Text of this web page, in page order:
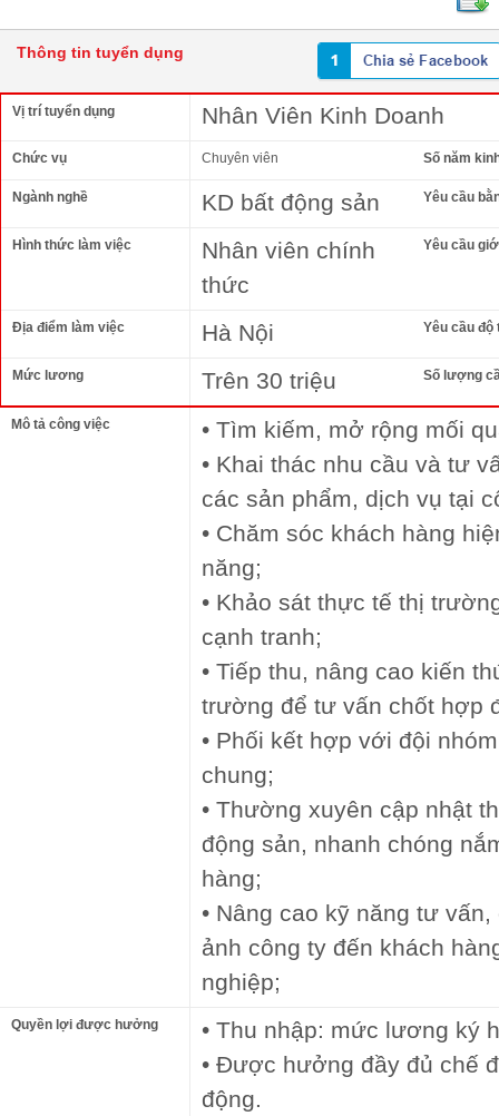
Thông tin tuyển dụng
Vị trí tuyển dụng Nhân Viên Kinh Doanh
Chức vụ Chuyên viên Số năm
Ngành nghề KD bất động sản Yêu cầu
Hình thức làm việc
Nhân viên chính
thức
Yêu cầu
Địa điểm làm việc Hà Nội Yêu cầu độ
Mức lương Trên 30 triệu Số lượng
Mô tả công việc
• Tìm kiếm, mở rộng mối
• Khai thác nhu cầu và tư
các sản phẩm, dịch vụ tại
• Chăm sóc khách hàng
năng;
• Khảo sát thực tế thị
cạnh tranh;
• Tiếp thu, nâng cao kiến
trường để tư vấn chốt hợp
• Phối kết hợp với đội
chung;
• Thường xuyên cập nhật
động sản, nhanh chóng
hàng;
• Nâng cao kỹ năng tư
ảnh công ty đến khách
nghiệp;
Quyền lợi được hưởng
• Thu nhập: mức lương ký
• Được hưởng đầy đủ chế
động.